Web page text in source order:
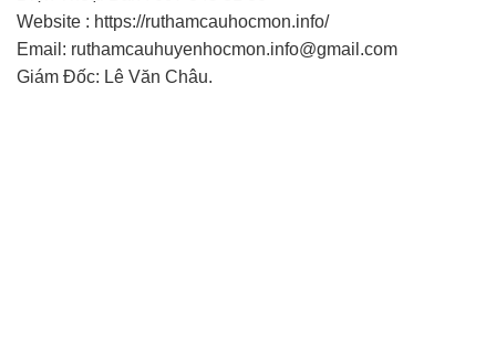
Website : https://ruthamcauhocmon.info/
Email: ruthamcauhuyenhocmon.info@gmail.com
Giám Đốc: Lê Văn Châu.